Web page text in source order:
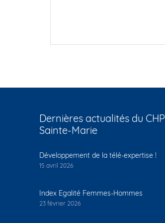
Dernières actualités du CHP
Sainte-Marie
Développement de la télé-expertise !
15 avril 2026
Index Egalité Femmes-Hommes
23 février 2026